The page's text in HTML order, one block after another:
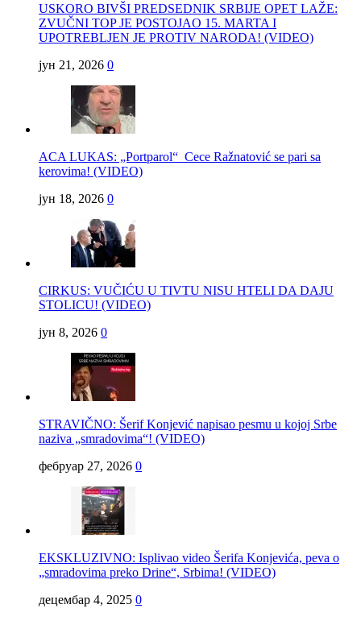
USKORO BIVŠI PREDSEDNIK SRBIJE OPET LAŽE:
ZVUČNI TOP JE POSTOJAO 15. MARTA I
UPOTREBLJEN JE PROTIV NARODA! (VIDEO)
јун 21, 2026 0
ACA LUKAS: „Portparol“ Cece Ražnatović se pari sa
kerovima! (VIDEO)
јун 18, 2026 0
CIRKUS: VUČIĆU U TIVTU NISU HTELI DA DAJU
STOLICU! (VIDEO)
јун 8, 2026 0
STRAVIČNO: Šerif Konjević napisao pesmu u kojoj Srbe
naziva „smradovima“! (VIDEO)
фебруар 27, 2026 0
EKSKLUZIVNO: Isplivao video Šerifa Konjevića, peva o
„smradovima preko Drine“, Srbima! (VIDEO)
децембар 4, 2025 0